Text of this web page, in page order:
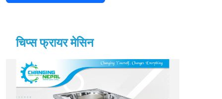
चिप्स फ्रायर मेसिन